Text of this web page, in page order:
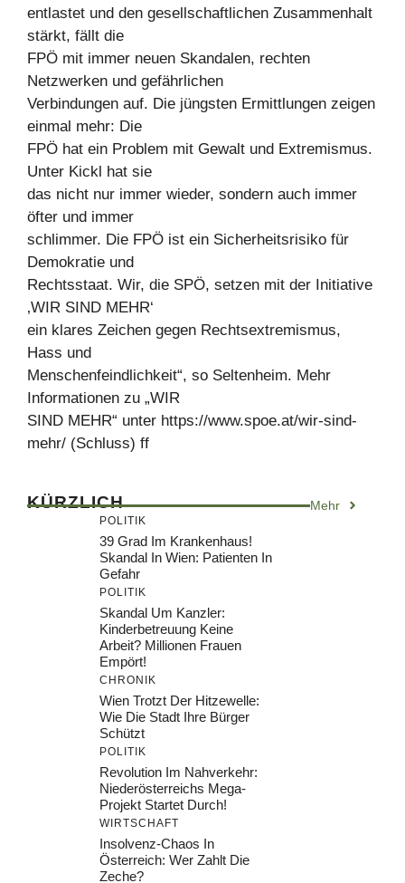
entlastet und den gesellschaftlichen Zusammenhalt
stärkt, fällt die
FPÖ mit immer neuen Skandalen, rechten
Netzwerken und gefährlichen
Verbindungen auf. Die jüngsten Ermittlungen zeigen
einmal mehr: Die
FPÖ hat ein Problem mit Gewalt und Extremismus.
Unter Kickl hat sie
das nicht nur immer wieder, sondern auch immer
öfter und immer
schlimmer. Die FPÖ ist ein Sicherheitsrisiko für
Demokratie und
Rechtsstaat. Wir, die SPÖ, setzen mit der Initiative
‚WIR SIND MEHR‘
ein klares Zeichen gegen Rechtsextremismus,
Hass und
Menschenfeindlichkeit“, so Seltenheim. Mehr
Informationen zu „WIR
SIND MEHR“ unter https://www.spoe.at/wir-sind-
mehr/ (Schluss) ff
KÜRZLICH Mehr
POLITIK
39 Grad Im Krankenhaus!
Skandal In Wien: Patienten In
Gefahr
POLITIK
Skandal Um Kanzler:
Kinderbetreuung Keine
Arbeit? Millionen Frauen
Empört!
CHRONIK
Wien Trotzt Der Hitzewelle:
Wie Die Stadt Ihre Bürger
Schützt
POLITIK
Revolution Im Nahverkehr:
Niederösterreichs Mega-
Projekt Startet Durch!
WIRTSCHAFT
Insolvenz-Chaos In
Österreich: Wer Zahlt Die
Zeche?